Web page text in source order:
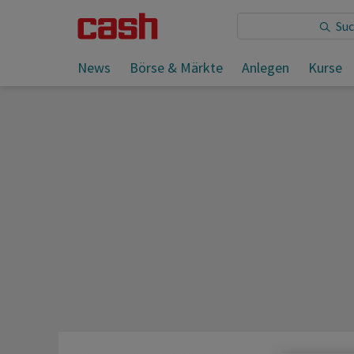
News Börse & Märkte Anlegen Kurse
Sie lesen: